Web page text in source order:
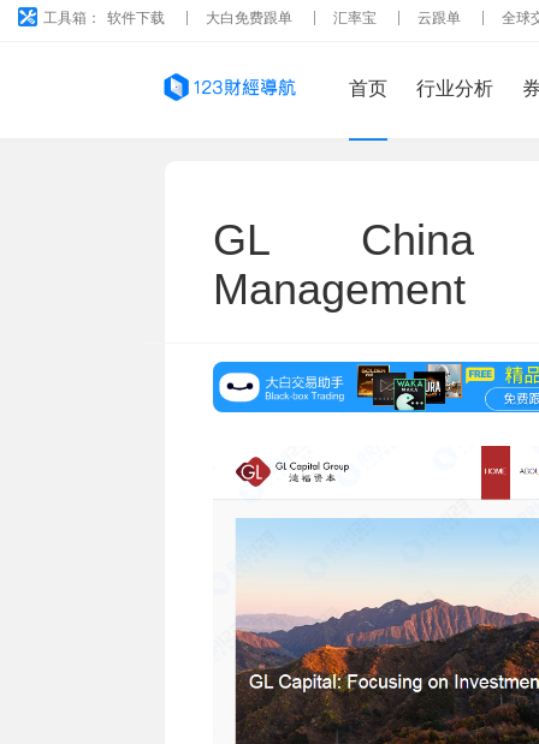
工具箱： 软件下载 大白免费跟单 汇率宝 云跟单 全球
首页 行业分析
GL China
Management